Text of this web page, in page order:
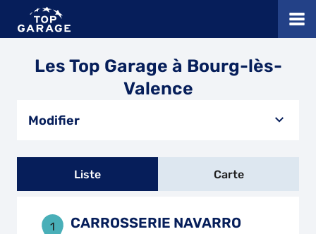
Les Top Garage à Bourg-lès-
Valence
Modifier
Liste Carte
1 CARROSSERIE NAVARRO